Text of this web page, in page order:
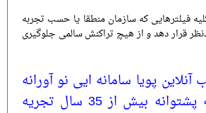
فیلترهایی که سازمان منطقا یا حسب تجربه
قرار دهد و از هیچ تراکنش سالمی جلوگیری
پویا سامانه ایی نو آورانه
و دانش بنیان به پشتوانه بیش از 35 سال تجریه